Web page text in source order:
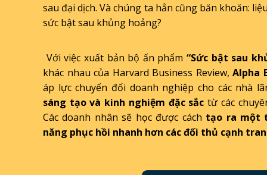
sau đại dịch. Và chúng ta hẳn cũng băn khoăn:
sức bật sau khủng hoảng?
Với việc xuất bản bộ ấn phẩm “Sức bật sau
khác nhau của Harvard Business Review, Alpha
áp lực chuyển đổi doanh nghiệp cho các nhà
sáng tạo và kinh nghiệm đặc sắc từ các
Các doanh nhân sẽ học được cách tạo ra một
năng phục hồi nhanh hơn các đối thủ cạnh